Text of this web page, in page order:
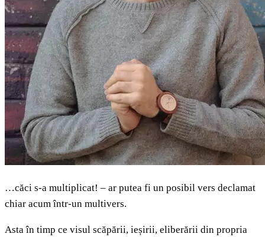
…căci s-a multiplicat! – ar putea fi un posibil vers declamat
chiar acum într-un multivers.
Asta în timp ce visul scăpării, ieșirii, eliberării din propria